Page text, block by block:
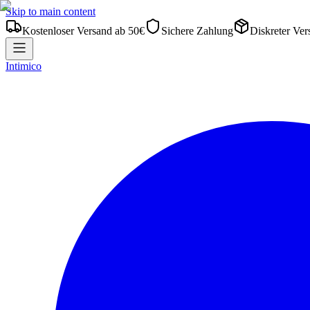
Skip to main content
Kostenloser Versand ab 50€
Sichere Zahlung Diskreter
Intimico